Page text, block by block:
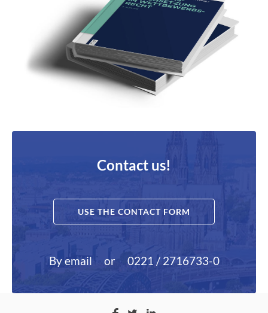
Contact us!
USE THE CONTACT FORM
By email or 0221 / 2716733-0